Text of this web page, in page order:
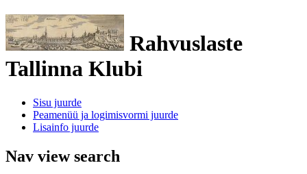
Rahvuslaste
Tallinna Klubi
Sisu juurde
Peamenüü ja logimisvormi juurde
Lisainfo juurde
Nav view search